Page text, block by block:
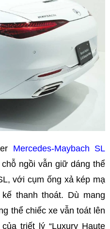
Mercedes-Maybach SL
chỗ ngồi vẫn giữ dáng thể
với cụm ống xả kép mạ
thanh thoát. Dù mang
thể chiếc xe vẫn toát lên
triết lý “Luxury Haute